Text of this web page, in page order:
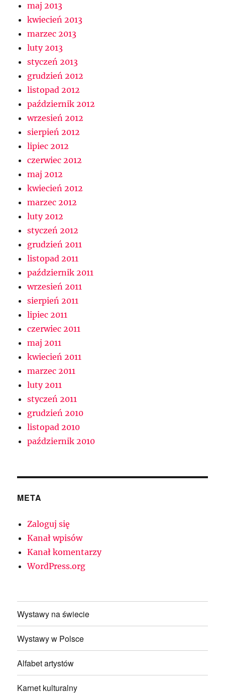
maj 2013
kwiecień 2013
marzec 2013
luty 2013
styczeń 2013
grudzień 2012
listopad 2012
październik 2012
wrzesień 2012
sierpień 2012
lipiec 2012
czerwiec 2012
maj 2012
kwiecień 2012
marzec 2012
luty 2012
styczeń 2012
grudzień 2011
listopad 2011
październik 2011
wrzesień 2011
sierpień 2011
lipiec 2011
czerwiec 2011
maj 2011
kwiecień 2011
marzec 2011
luty 2011
styczeń 2011
grudzień 2010
listopad 2010
październik 2010
META
Zaloguj się
Kanał wpisów
Kanał komentarzy
WordPress.org
Wystawy na świecie
Wystawy w Polsce
Alfabet artystów
Karnet kulturalny